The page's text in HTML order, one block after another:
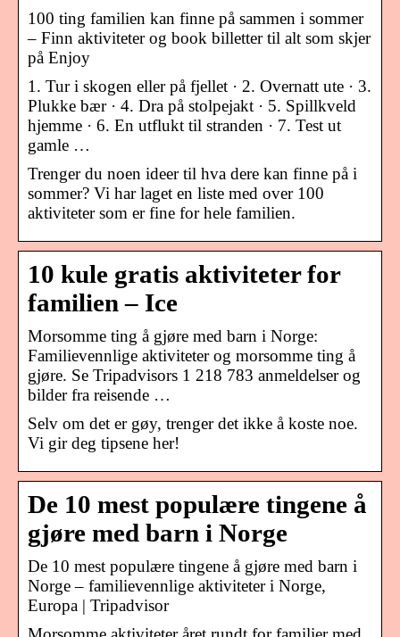
100 ting familien kan finne på sammen i sommer
– Finn aktiviteter og book billetter til alt som skjer
på Enjoy
1. Tur i skogen eller på fjellet · 2. Overnatt ute · 3.
Plukke bær · 4. Dra på stolpejakt · 5. Spillkveld
hjemme · 6. En utflukt til stranden · 7. Test ut
gamle …
Trenger du noen ideer til hva dere kan finne på i
sommer? Vi har laget en liste med over 100
aktiviteter som er fine for hele familien.
10 kule gratis aktiviteter for
familien – Ice
Morsomme ting å gjøre med barn i Norge:
Familievennlige aktiviteter og morsomme ting å
gjøre. Se Tripadvisors 1 218 783 anmeldelser og
bilder fra reisende …
Selv om det er gøy, trenger det ikke å koste noe.
Vi gir deg tipsene her!
De 10 mest populære tingene å
gjøre med barn i Norge
De 10 mest populære tingene å gjøre med barn i
Norge – familievennlige aktiviteter i Norge,
Europa | Tripadvisor